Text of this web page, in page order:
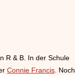
R & B. In der Schule
Connie Francis. Noch